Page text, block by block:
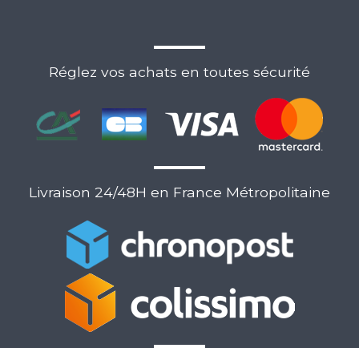
Réglez vos achats en toutes sécurité
Livraison 24/48H en France Métropolitaine